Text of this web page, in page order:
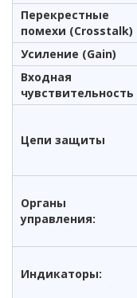
Перекрестные
помехи (Crosstalk)
Усиление (Gain)
Входная
чувствительность
Цепи защиты
Органы
управления:
Индикаторы: